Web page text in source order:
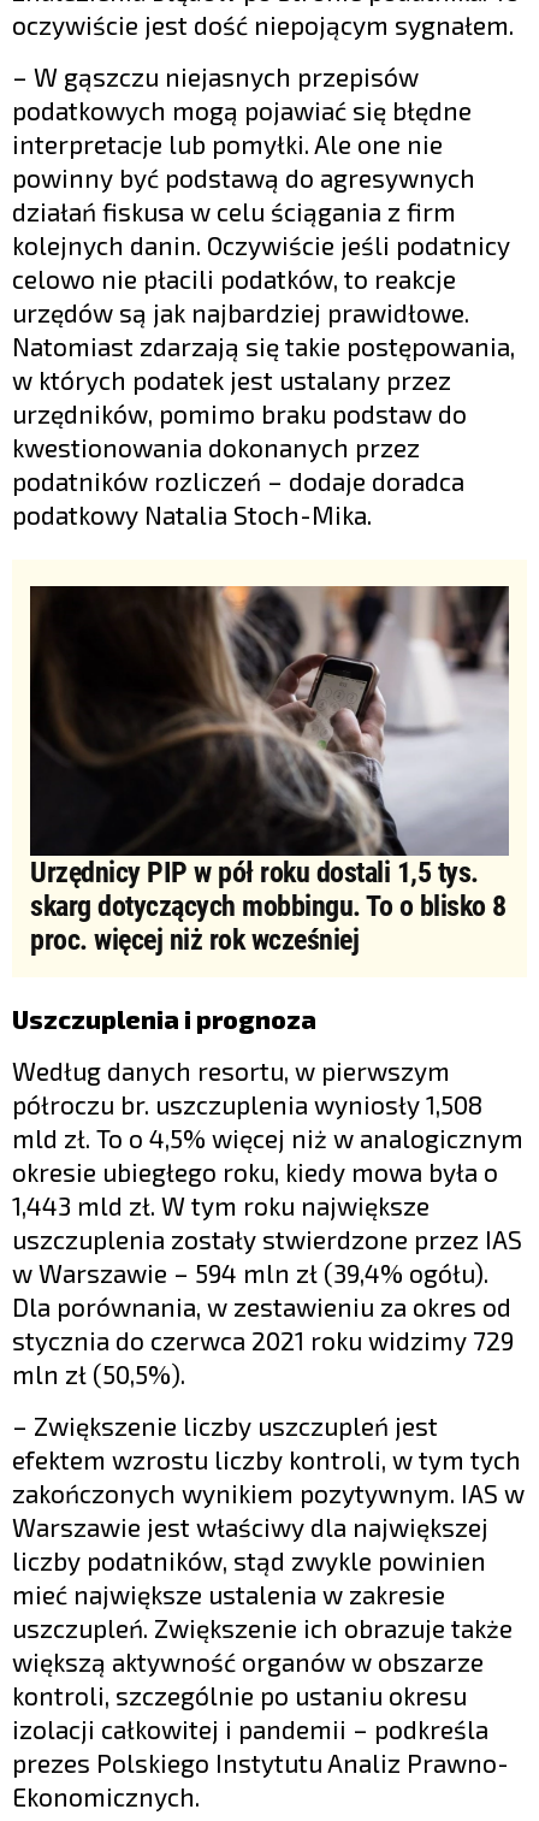
oczywiście jest dość niepojącym sygnałem.
– W gąszczu niejasnych przepisów
podatkowych mogą pojawiać się błędne
interpretacje lub pomyłki. Ale one nie
powinny być podstawą do agresywnych
działań fiskusa w celu ściągania z firm
kolejnych danin. Oczywiście jeśli podatnicy
celowo nie płacili podatków, to reakcje
urzędów są jak najbardziej prawidłowe.
Natomiast zdarzają się takie postępowania,
w których podatek jest ustalany przez
urzędników, pomimo braku podstaw do
kwestionowania dokonanych przez
podatników rozliczeń – dodaje doradca
podatkowy Natalia Stoch-Mika.
Urzędnicy PIP w pół roku dostali 1,5 tys.
skarg dotyczących mobbingu. To o blisko 8
proc. więcej niż rok wcześniej
Uszczuplenia i prognoza
Według danych resortu, w pierwszym
półroczu br. uszczuplenia wyniosły 1,508
mld zł. To o 4,5% więcej niż w analogicznym
okresie ubiegłego roku, kiedy mowa była o
1,443 mld zł. W tym roku największe
uszczuplenia zostały stwierdzone przez IAS
w Warszawie – 594 mln zł (39,4% ogółu).
Dla porównania, w zestawieniu za okres od
stycznia do czerwca 2021 roku widzimy 729
mln zł (50,5%).
– Zwiększenie liczby uszczupleń jest
efektem wzrostu liczby kontroli, w tym tych
zakończonych wynikiem pozytywnym. IAS w
Warszawie jest właściwy dla największej
liczby podatników, stąd zwykle powinien
mieć największe ustalenia w zakresie
uszczupleń. Zwiększenie ich obrazuje także
większą aktywność organów w obszarze
kontroli, szczególnie po ustaniu okresu
izolacji całkowitej i pandemii – podkreśla
prezes Polskiego Instytutu Analiz Prawno-
Ekonomicznych.